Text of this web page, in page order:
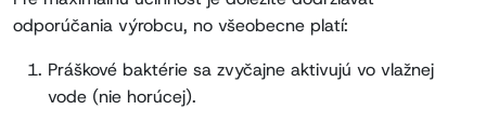
odporúčania výrobcu, no všeobecne platí:
Práškové baktérie sa zvyčajne aktivujú vo vlažnej
vode (nie horúcej).